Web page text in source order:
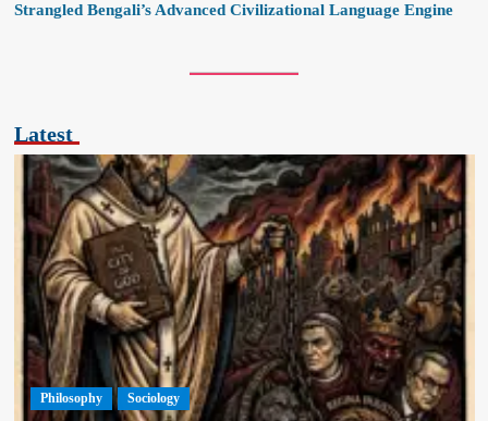
Strangled Bengali’s Advanced Civilizational Language Engine
Latest
Philosophy Sociology